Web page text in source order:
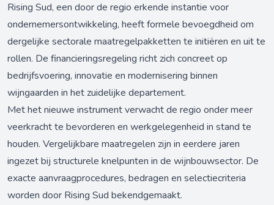
Rising Sud, een door de regio erkende instantie voor
ondernemersontwikkeling, heeft formele bevoegdheid om
dergelijke sectorale maatregelpakketten te initiëren en uit te
rollen. De financieringsregeling richt zich concreet op
bedrijfsvoering, innovatie en modernisering binnen
wijngaarden in het zuidelijke departement.
Met het nieuwe instrument verwacht de regio onder meer
veerkracht te bevorderen en werkgelegenheid in stand te
houden. Vergelijkbare maatregelen zijn in eerdere jaren
ingezet bij structurele knelpunten in de wijnbouwsector. De
exacte aanvraagprocedures, bedragen en selectiecriteria
worden door Rising Sud bekendgemaakt.